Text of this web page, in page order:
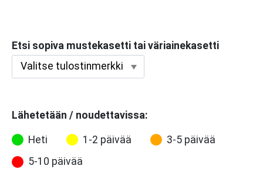
Etsi sopiva mustekasetti tai väriainekasetti
Lähetetään / noudettavissa:
Heti 1-2 päivää
3-5 päivää
5-10 päivää